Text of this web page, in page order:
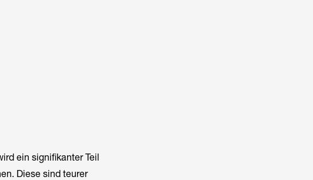
ein signifikanter Teil
Diese sind teurer